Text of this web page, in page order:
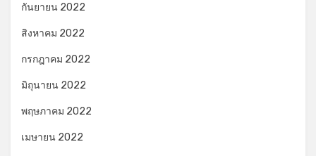
กันยายน 2022
สิงหาคม 2022
กรกฎาคม 2022
มิถุนายน 2022
พฤษภาคม 2022
เมษายน 2022